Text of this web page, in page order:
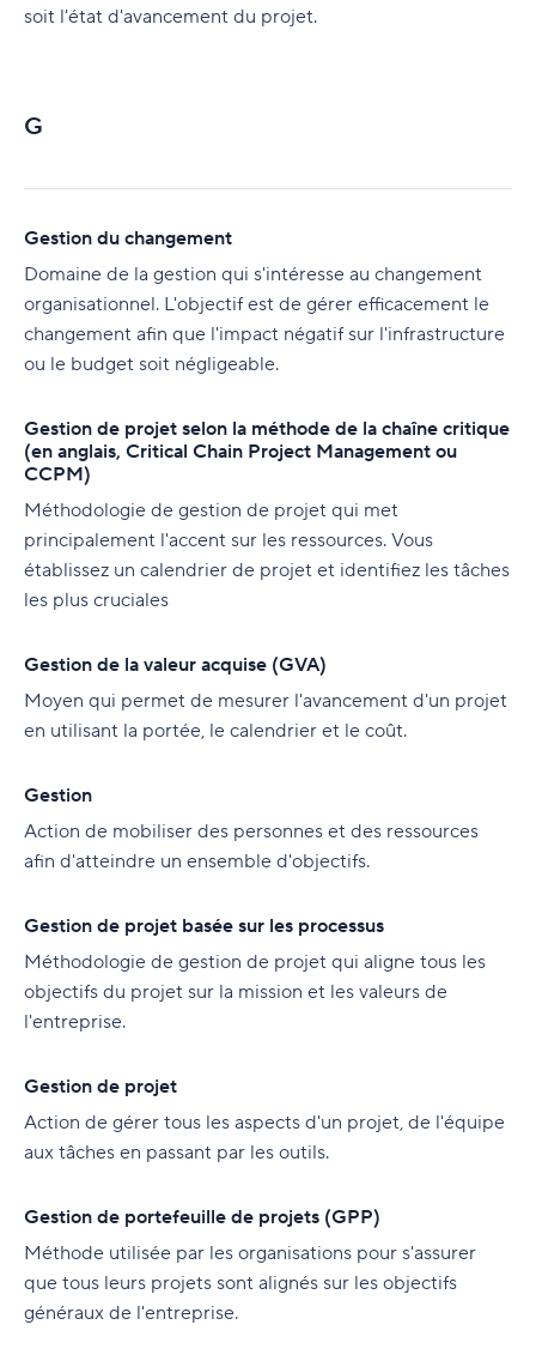
soit l'état d'avancement du projet.
G
Gestion du changement
Domaine de la gestion qui s'intéresse au changement
organisationnel. L'objectif est de gérer efficacement le
changement afin que l'impact négatif sur l'infrastructure
ou le budget soit négligeable.
Gestion de projet selon la méthode de la chaîne critique
(en anglais, Critical Chain Project Management ou
CCPM)
Méthodologie de gestion de projet qui met
principalement l'accent sur les ressources. Vous
établissez un calendrier de projet et identifiez les tâches
les plus cruciales
Gestion de la valeur acquise (GVA)
Moyen qui permet de mesurer l'avancement d'un projet
en utilisant la portée, le calendrier et le coût.
Gestion
Action de mobiliser des personnes et des ressources
afin d'atteindre un ensemble d'objectifs.
Gestion de projet basée sur les processus
Méthodologie de gestion de projet qui aligne tous les
objectifs du projet sur la mission et les valeurs de
l'entreprise.
Gestion de projet
Action de gérer tous les aspects d'un projet, de l'équipe
aux tâches en passant par les outils.
Gestion de portefeuille de projets (GPP)
Méthode utilisée par les organisations pour s'assurer
que tous leurs projets sont alignés sur les objectifs
généraux de l'entreprise.